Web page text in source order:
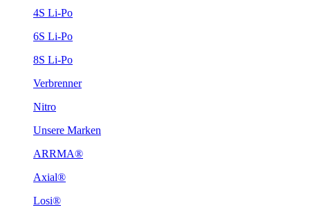
4S Li-Po
6S Li-Po
8S Li-Po
Verbrenner
Nitro
Unsere Marken
ARRMA®
Axial®
Losi®